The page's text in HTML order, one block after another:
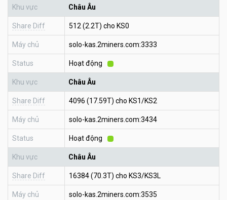
Khu vực Châu Âu
Share Diff 512 (2.2T) cho KS0
Máy chủ solo-kas.2miners.com:3333
Status Hoạt động
Khu vực Châu Âu
Share Diff 4096 (17.59T) cho KS1/KS2
Máy chủ solo-kas.2miners.com:3434
Status Hoạt động
Khu vực Châu Âu
Share Diff 16384 (70.3T) cho KS3/KS3L
Máy chủ solo-kas.2miners.com:3535